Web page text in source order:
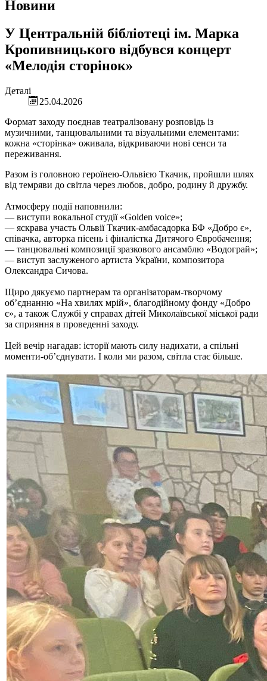
Новини
У Центральній бібліотеці ім. Марка
Кропивницького відбувся концерт
«Мелодія сторінок»
Деталі
25.04.2026
Формат заходу поєднав театралізовану розповідь із
музичними, танцювальними та візуальними елементами:
кожна «сторінка» оживала, відкриваючи нові сенси та
переживання.
Разом із головною героїнею-Ольвією Ткачик, пройшли шлях
від темряви до світла через любов, добро, родину й дружбу.
Атмосферу події наповнили:
— виступи вокальної студії «Golden voice»;
— яскрава участь Ольвії Ткачик-амбасадорка БФ «Добро є»,
співачка, авторка пісень і фіналістка Дитячого Євробачення;
— танцювальні композиції зразкового ансамблю «Водограй»;
— виступ заслуженого артиста України, композитора
Олександра Сичова.
Щиро дякуємо партнерам та організаторам-творчому
об’єднанню «На хвилях мрій», благодійному фонду «Добро
є», а також Службі у справах дітей Миколаївської міської ради
за сприяння в проведенні заходу.
Цей вечір нагадав: історії мають силу надихати, а спільні
моменти-об’єднувати. І коли ми разом, світла стає більше.